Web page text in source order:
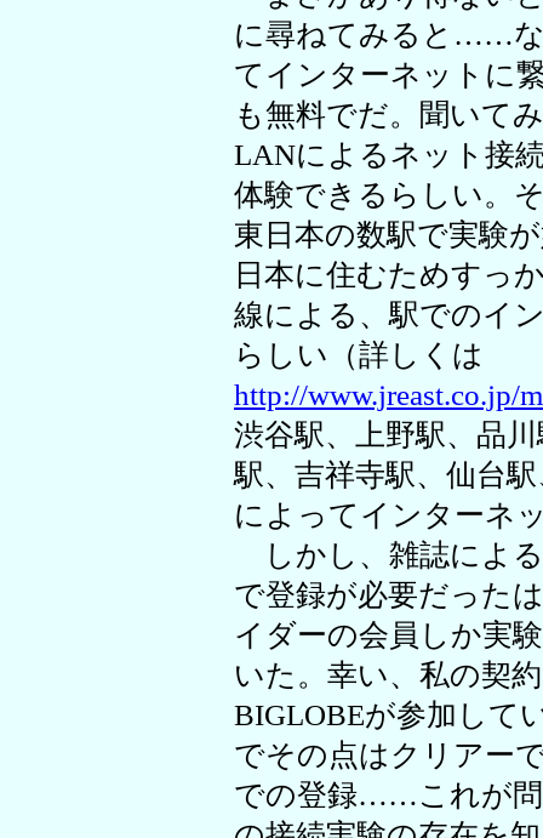
に尋ねてみると……な
てインターネットに
も無料でだ。聞いて
LANによるネット接
体験できるらしい。
東日本の数駅で実験
日本に住むためすっ
線による、駅でのイ
らしい（詳しくは
http://www.jreast.co.jp/
渋谷駅、上野駅、品
駅、吉祥寺駅、仙台
によってインターネ
しかし、雑誌によ
で登録が必要だった
イダーの会員しか実
いた。幸い、私の契
BIGLOBEが参加して
でその点はクリアー
での登録……これが問